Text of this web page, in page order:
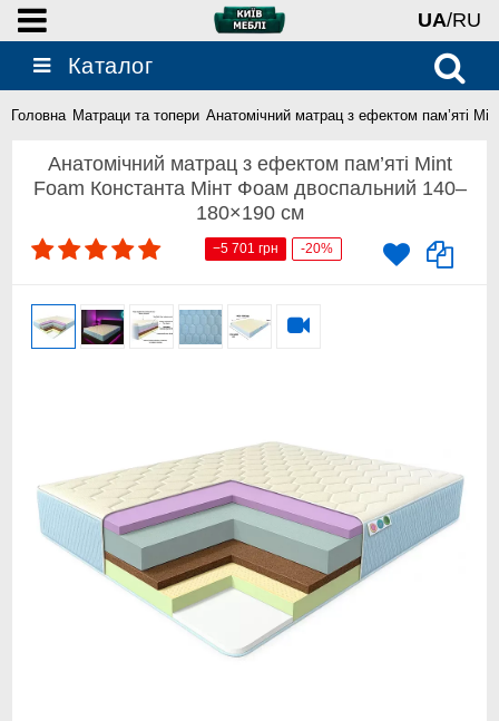
UA/RU
Каталог
Головна Матраци та топери Анатомічний матрац з ефектом пам’яті
Анатомічний матрац з ефектом пам’яті Mint
Foam Константа Мінт Фоам двоспальний 140–
180×190 см
−5 701 грн -20%